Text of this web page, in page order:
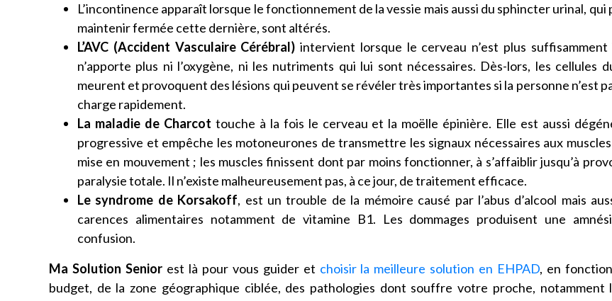
L’incontinence apparaît lorsque le fonctionnement de la vessie mais aussi du sphincter urinal, qui
maintenir fermée cette dernière, sont altérés.
L’AVC (Accident Vasculaire Cérébral) intervient lorsque le cerveau n’est plus
n’apporte plus ni l’oxygène, ni les nutriments qui lui sont nécessaires. Dès-lors, les cellules
meurent et provoquent des lésions qui peuvent se révéler très importantes si la personne n’est
charge rapidement.
La maladie de Charcot touche à la fois le cerveau et la moëlle épinière. Elle est aussi
progressive et empêche les motoneurones de transmettre les signaux nécessaires aux
mise en mouvement ; les muscles finissent dont par moins fonctionner, à s’affaiblir jusqu’à
paralysie totale. Il n’existe malheureusement pas, à ce jour, de traitement efficace.
Le syndrome de Korsakoff, est un trouble de la mémoire causé par l’abus d’alcool mais
carences alimentaires notamment de vitamine B1. Les dommages produisent une
confusion.
Ma Solution Seniorest là pour vous guider et choisir la meilleure solution en EHPAD, en
budget, de la zone géographique ciblée, des pathologies dont souffre votre proche, notamment